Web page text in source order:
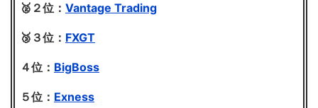
🥈２位： Vantage Trading
🥉３位： FXGT
４位： BigBoss
５位： Exness